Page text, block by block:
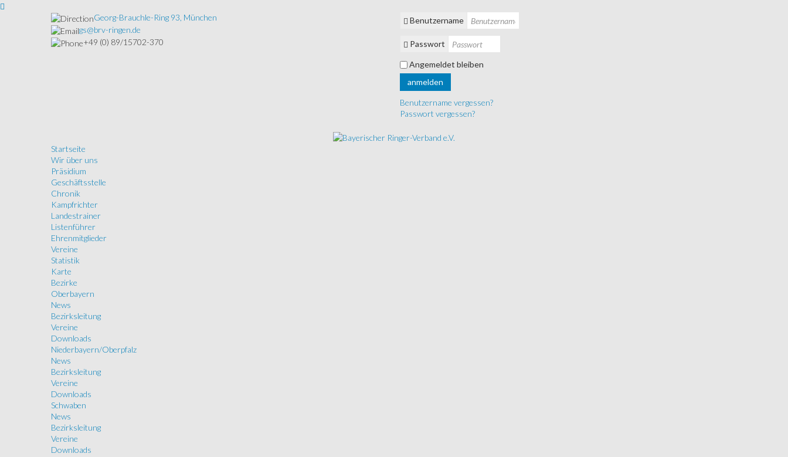
Georg-Brauchle-Ring 93, München
gs@brv-ringen.de
+49 (0) 89/15702-370
Benutzername
Passwort
Angemeldet bleiben
anmelden
Benutzername vergessen?
Passwort vergessen?
Startseite
Wir über uns
Präsidium
Geschäftsstelle
Chronik
Kampfrichter
Landestrainer
Listenführer
Ehrenmitglieder
Vereine
Statistik
Karte
Bezirke
Oberbayern
News
Bezirksleitung
Vereine
Downloads
Niederbayern/Oberpfalz
News
Bezirksleitung
Vereine
Downloads
Schwaben
News
Bezirksleitung
Vereine
Downloads